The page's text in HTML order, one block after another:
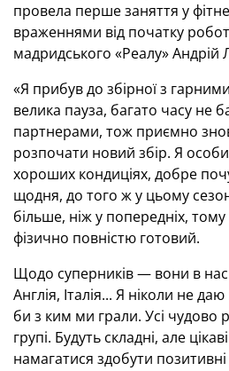
провела перше заняття у
враженнями від початку
мадридського «Реалу» Андрій
«Я прибув до збірної з
велика пауза, багато часу не
партнерами, тож приємно
розпочати новий збір. Я
хороших кондиціях, добре
щодня, до того ж у цьому
більше, ніж у попередніх,
фізично повністю готовий.
Щодо суперників — вони в нас
Англія, Італія... Я ніколи не
би з ким ми грали. Усі чудово
групі. Будуть складні, але
намагатися здобути